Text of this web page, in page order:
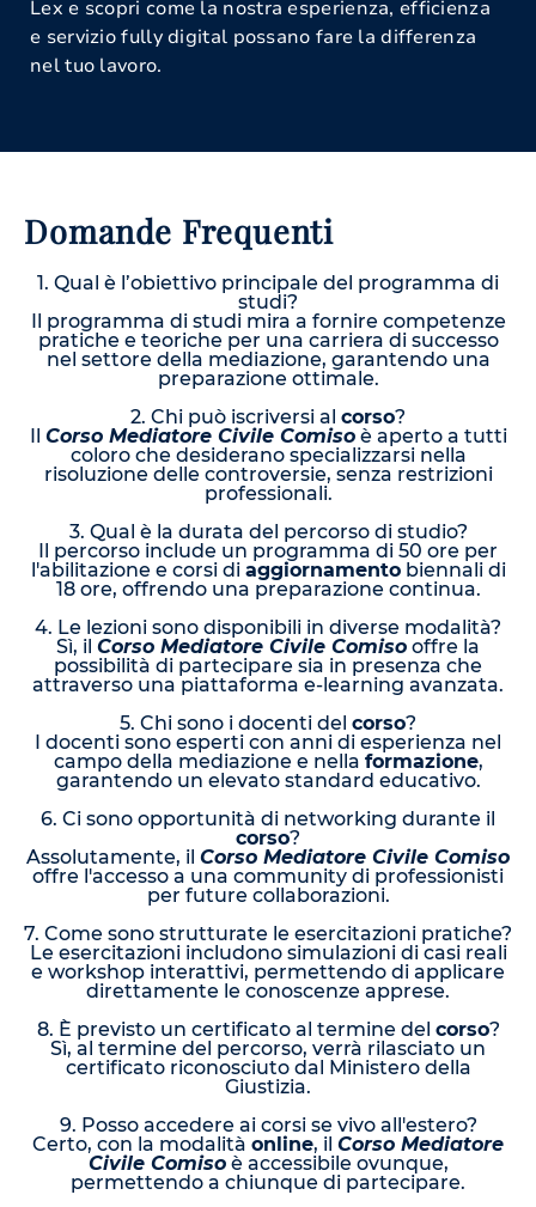
Lex e scopri come la nostra esperienza, efficienza
e servizio fully digital possano fare la differenza
nel tuo lavoro.
Domande Frequenti
1. Qual è l’obiettivo principale del programma di
studi?
Il programma di studi mira a fornire competenze
pratiche e teoriche per una carriera di successo
nel settore della mediazione, garantendo una
preparazione ottimale.
2. Chi può iscriversi al corso?
Il Corso Mediatore Civile Comisoè aperto a tutti
coloro che desiderano specializzarsi nella
risoluzione delle controversie, senza restrizioni
professionali.
3. Qual è la durata del percorso di studio?
Il percorso include un programma di 50 ore per
l'abilitazione e corsi di aggiornamentobiennali di
18 ore, offrendo una preparazione continua.
4. Le lezioni sono disponibili in diverse modalità?
Sì, il Corso Mediatore Civile Comiso offre la
possibilità di partecipare sia in presenza che
attraverso una piattaforma e-learning avanzata.
5. Chi sono i docenti del corso?
I docenti sono esperti con anni di esperienza nel
campo della mediazione e nella formazione,
garantendo un elevato standard educativo.
6. Ci sono opportunità di networking durante il
corso?
Assolutamente, il Corso Mediatore Civile Comiso
offre l'accesso a una community di professionisti
per future collaborazioni.
7. Come sono strutturate le esercitazioni pratiche?
Le esercitazioni includono simulazioni di casi reali
e workshop interattivi, permettendo di applicare
direttamente le conoscenze apprese.
8. È previsto un certificato al termine del corso?
Sì, al termine del percorso, verrà rilasciato un
certificato riconosciuto dal Ministero della
Giustizia.
9. Posso accedere ai corsi se vivo all'estero?
Certo, con la modalità online, il Corso Mediatore
Civile Comisoè accessibile ovunque,
permettendo a chiunque di partecipare.